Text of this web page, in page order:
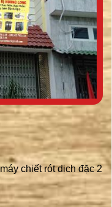
máy chiết rót dịch đặc 2